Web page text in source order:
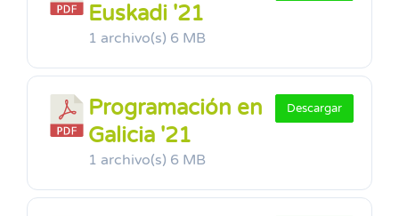
Euskadi '21
1 archivo(s) 6 MB
Programación en
Galicia '21
1 archivo(s) 6 MB
Descargar